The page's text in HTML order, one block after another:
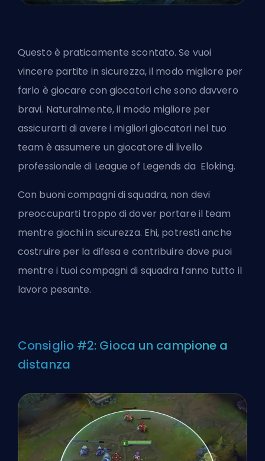
Questo è praticamente scontato. Se vuoi
vincere partite in sicurezza, il modo migliore per
farlo è giocare con giocatori che sono davvero
bravi. Naturalmente, il modo migliore per
assicurarti di avere i migliori giocatori nel tuo
team è assumere un giocatore di livello
professionale di League of Legends da Eloking.
Con buoni compagni di squadra, non devi
preoccuparti troppo di dover portare il team
mentre giochi in sicurezza. Ehi, potresti anche
costruire per la difesa e contribuire dove puoi
mentre i tuoi compagni di squadra fanno tutto il
lavoro pesante.
Consiglio #2: Gioca un campione a
distanza